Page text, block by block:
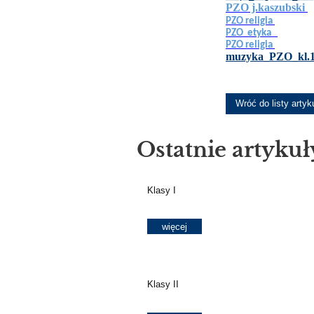
PZO j.kaszubski
PZO religia
PZO etyka
PZO religia
Wróć do listy
Ostatnie
Klasy I
więcej
Klasy II